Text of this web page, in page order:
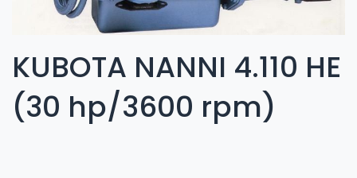
KUBOTA NANNI 4.110 HE
(30 hp/3600 rpm)